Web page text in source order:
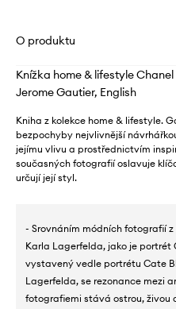
O produktu
Knížka home & lifestyle
Jerome Gautier, English
Kniha z kolekce home & lifestyle.
bezpochyby nejvlivnější
jejímu vlivu a prostřednictvím
současných fotografií oslavuje
určují její styl.
- Srovnáním módních fotografií
Karla Lagerfelda, jako je portrét
vystavený vedle portrétu Cate
Lagerfelda, se rezonance mezi
fotografiemi stává ostrou, živou